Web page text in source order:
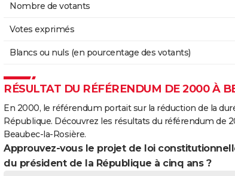
Nombre de votants
Votes exprimés
Blancs ou nuls (en pourcentage des votants)
RÉSULTAT DU RÉFÉRENDUM DE 2000 À
En 2000, le référendum portait sur la réduction de la
République. Découvrez les résultats du référendum de
Beaubec-la-Rosière.
Approuvez-vous le projet de loi
du président de la République à cinq ans ?